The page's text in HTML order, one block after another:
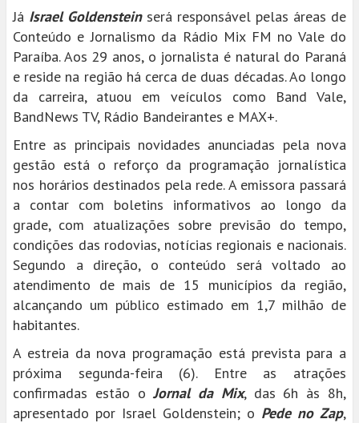
Já Israel Goldensteinserá responsável pelas áreas de
Conteúdo e Jornalismo da Rádio Mix FM no Vale do
Paraíba. Aos 29 anos, o jornalista é natural do Paraná
e reside na região há cerca de duas décadas. Ao longo
da carreira, atuou em veículos como Band Vale,
BandNews TV, Rádio Bandeirantes e MAX+.
Entre as principais novidades anunciadas pela nova
gestão está o reforço da programação jornalística
nos horários destinados pela rede. A emissora passará
a contar com boletins informativos ao longo da
grade, com atualizações sobre previsão do tempo,
condições das rodovias, notícias regionais e nacionais.
Segundo a direção, o conteúdo será voltado ao
atendimento de mais de 15 municípios da região,
alcançando um público estimado em 1,7 milhão de
habitantes.
A estreia da nova programação está prevista para a
próxima segunda-feira (6). Entre as atrações
confirmadas estão oJornal da Mix, das 6h às 8h,
apresentado por Israel Goldenstein; o Pede no Zap,